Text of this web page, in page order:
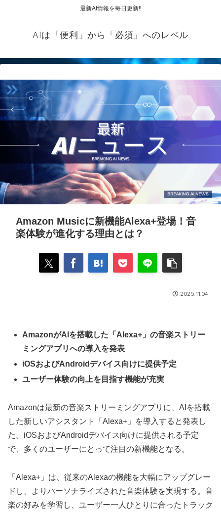
最新AI情報を毎日更新‼
AIは「便利」から「必須」へのレベル
Amazon Musicに新機能Alexa+登場！音
楽体験が進化する理由とは？
2025.11.04
AmazonがAIを搭載した「Alexa+」の音楽ストリー
ミングアプリへの導入を発表
iOSおよびAndroidデバイス向けに提供予定
ユーザー体験の向上を目指す機能が充実
Amazonは最新の音楽ストリーミングアプリに、AIを搭載
した新しいアシスタント「Alexa+」を導入すると発表し
た。iOSおよびAndroidデバイス向けに提供される予定
で、多くのユーザーにとって注目の新機能となる。
「Alexa+」は、従来のAlexaの機能を大幅にアップグレー
ドし、よりパーソナライズされた音楽体験を実現する。音
楽の好みを学習し、ユーザー一人ひとりに合ったトラック